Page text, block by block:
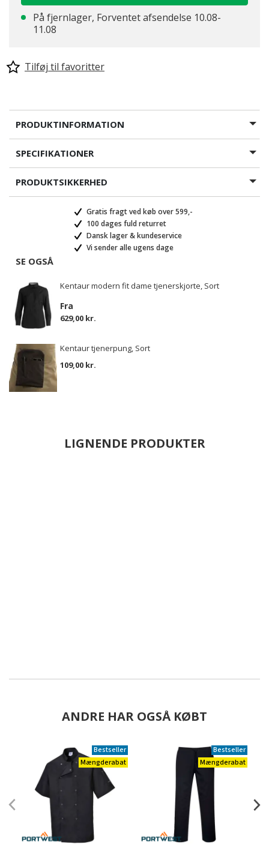
På fjernlager, Forventet afsendelse 10.08-
11.08
Tilføj til favoritter
PRODUKTINFORMATION
SPECIFIKATIONER
PRODUKTSIKKERHED
Gratis fragt ved køb over 599,-
100 dages fuld returret
Dansk lager & kundeservice
Vi sender alle ugens dage
SE OGSÅ
Kentaur modern fit dame tjenerskjorte, Sort
Fra
629,00 kr.
Kentaur tjenerpung, Sort
109,00 kr.
LIGNENDE PRODUKTER
ANDRE HAR OGSÅ KØBT
Bestseller
Mængderabat
Bestseller
Mængderabat